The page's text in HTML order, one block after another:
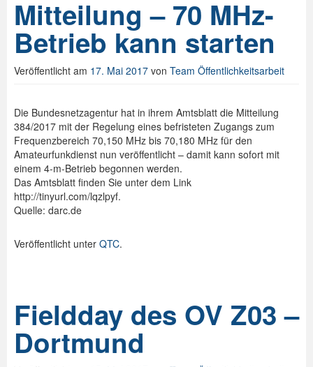
Mitteilung – 70 MHz-
Betrieb kann starten
Veröffentlicht am 17. Mai 2017 von Team Öffentlichkeitsarbeit
Die Bundesnetzagentur hat in ihrem Amtsblatt die Mitteilung
384/2017 mit der Regelung eines befristeten Zugangs zum
Frequenzbereich 70,150 MHz bis 70,180 MHz für den
Amateurfunkdienst nun veröffentlicht – damit kann sofort mit
einem 4-m-Betrieb begonnen werden.
Das Amtsblatt finden Sie unter dem Link
http://tinyurl.com/lqzlpyf.
Quelle: darc.de
Veröffentlicht unter QTC.
Fieldday des OV Z03 –
Dortmund